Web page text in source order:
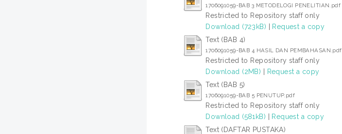
1706091059-BAB 3 METODELOGI PENELITIAN.pdf
Restricted to Repository staff only
Download (723kB) | Request a copy
Text (BAB 4)
1706091059-BAB 4 HASIL DAN PEMBAHASAN.pdf
Restricted to Repository staff only
Download (2MB) | Request a copy
Text (BAB 5)
1706091059-BAB 5 PENUTUP.pdf
Restricted to Repository staff only
Download (581kB) | Request a copy
Text (DAFTAR PUSTAKA)